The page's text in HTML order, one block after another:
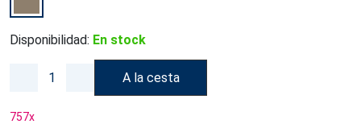
Disponibilidad: En stock
A la cesta
757x